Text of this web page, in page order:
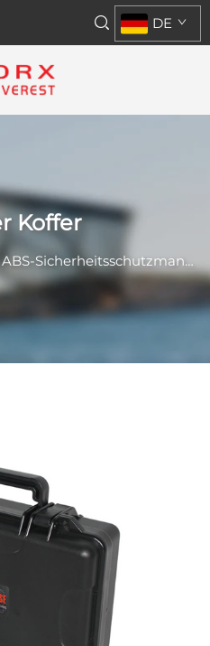
DE
Koffer
ABS-Sicherheitsschutzmantel